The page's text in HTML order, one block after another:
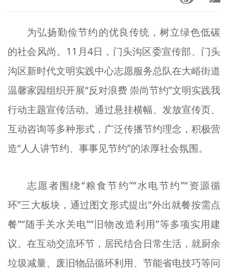
未成年人思想道德建设
榜样人物
+
身边好人
文明评论
北京宣传文化引导基金
专题
资料库
+
为弘扬勤俭节约的优良传统，树立绿色低碳
的社会风尚。11月4日，门头沟区委宣传部、门头
沟区新时代文明实践中心志愿服务总队在大峪街道
温馨家园组织开展“反对浪费 崇尚节约”文明实践我
行动主题宣传活动。通过悬挂横幅、发放宣传页、
互动咨询等多种形式，广泛传播节约理念，积极营
造“人人讲节约、事事见节约”的浓厚社会氛围。
志愿者围绕“粮食节约”“水电节约”“资源循
环”三大板块，通过图文形式提出“外出就餐按需点
餐”“随手关水关电”“旧物改造利用”等多项实用建
议。在互动交流环节，居民结合日常生活，就厨余
垃圾减量、废旧物品循环利用、节能省电技巧等问